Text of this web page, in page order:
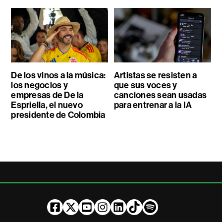
De los vinos a la música:
los negocios y
empresas de De la
Espriella, el nuevo
presidente de Colombia
Artistas se resisten a
que sus voces y
canciones sean usadas
para entrenar a la IA